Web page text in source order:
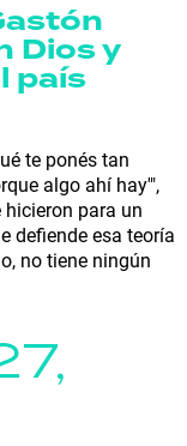
Dios y
país
te ponés tan
algo ahí hay'",
para un
defiende esa teoría
no tiene ningún